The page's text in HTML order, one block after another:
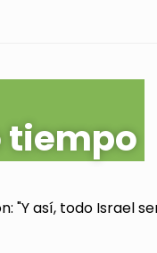
tiempo
así, todo Israel